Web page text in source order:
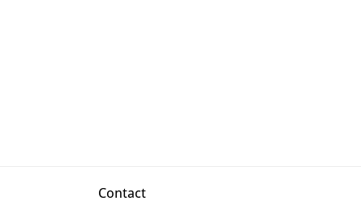
Contact